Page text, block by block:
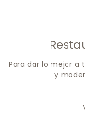
Para dar lo mejor a
y